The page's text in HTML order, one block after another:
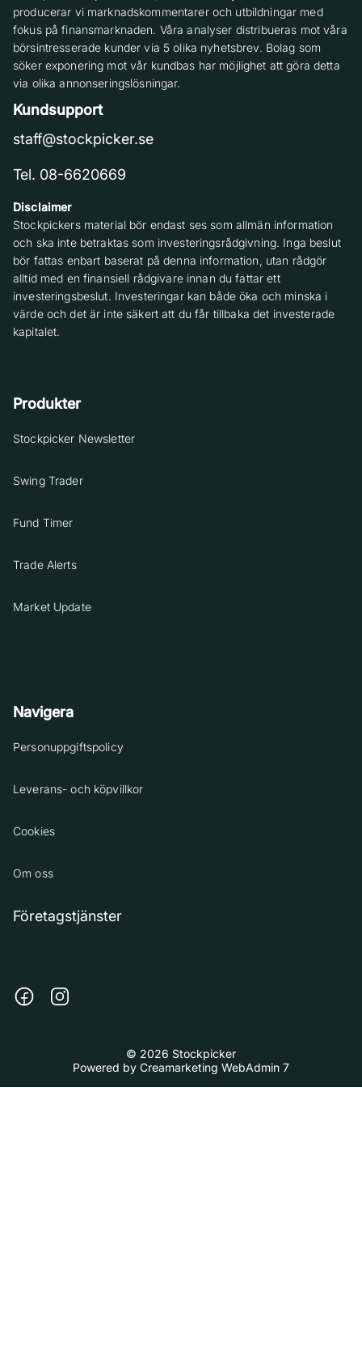
producerar vi marknadskommentarer och utbildningar med
fokus på finansmarknaden. Våra analyser distribueras mot våra
börsintresserade kunder via 5 olika nyhetsbrev. Bolag som
söker exponering mot vår kundbas har möjlighet att göra detta
via olika annonseringslösningar.
Kundsupport
staff@stockpicker.se
Tel. 08-6620669
Disclaimer
Stockpickers material bör endast ses som allmän information
och ska inte betraktas som investeringsrådgivning. Inga beslut
bör fattas enbart baserat på denna information, utan rådgör
alltid med en finansiell rådgivare innan du fattar ett
investeringsbeslut. Investeringar kan både öka och minska i
värde och det är inte säkert att du får tillbaka det investerade
kapitalet.
Produkter
Stockpicker Newsletter
Swing Trader
Fund Timer
Trade Alerts
Market Update
Navigera
Personuppgiftspolicy
Leverans- och köpvillkor
Cookies
Om oss
Företagstjänster
© 2026 Stockpicker
Powered by Creamarketing WebAdmin 7